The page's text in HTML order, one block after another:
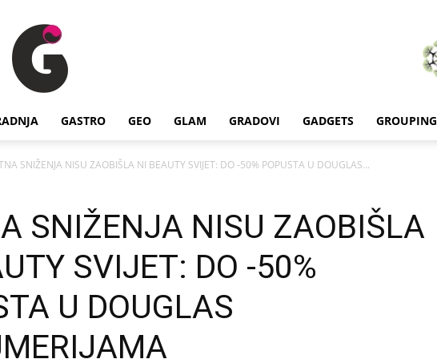
G
Točka
GASTRO GEO GLAM GRADOVI GADGETS GROUPING
SNIŽENJA NISU ZAOBIŠLA NI BEAUTY SVIJET: DO -50% POPUSTA U DOUGLAS...
SNIŽENJA NISU ZAOBIŠLA
SVIJET: DO -50%
U DOUGLAS